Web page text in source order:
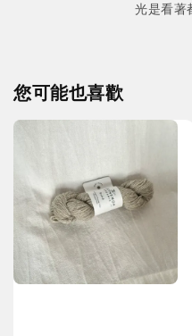
光是看著
您可能也喜歡